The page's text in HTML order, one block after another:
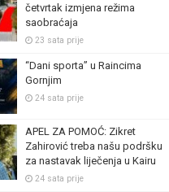
četvrtak izmjena režima
saobraćaja
23 sata prije
“Dani sporta” u Raincima
Gornjim
24 sata prije
APEL ZA POMOĆ: Zikret
Zahirović treba našu podršku
za nastavak liječenja u Kairu
24 sata prije